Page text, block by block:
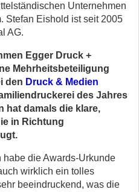
Unternehmen
Stefan Eishold ist seit 2005
AG.
Egger Druck +
Mehrheitsbeteiligung
den Druck & Medien
des Jahres
hat damals die klare,
in Richtung
habe die Awards-Urkunde
wirklich ein tolles
beeindruckend, was die